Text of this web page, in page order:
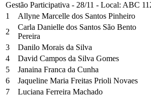
Gestão Participativa - 28/11 - Local: ABC
1
Allyne Marcelle dos Santos Pinheiro
2
Carla Danielle dos Santos São Bento
Pereira
3
Danilo Morais da Silva
4
David Campos da Silva Gomes
5
Janaina Franca da Cunha
6
Jaqueline Maria Freitas Prioli Novaes
7
Luciana Ferreira Machado